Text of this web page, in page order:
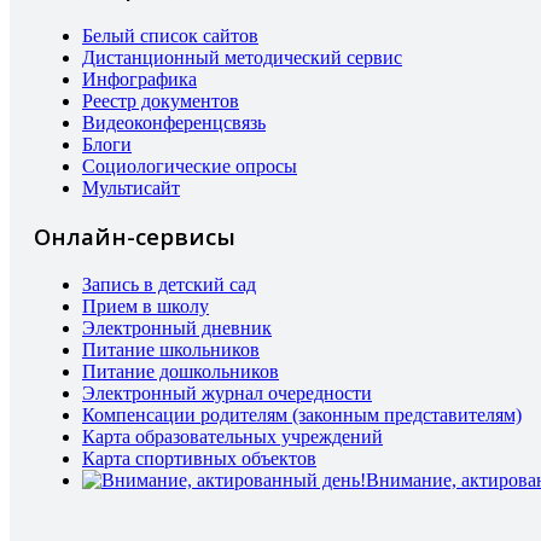
Белый список сайтов
Дистанционный методический сервис
Инфографика
Реестр документов
Видеоконференцсвязь
Блоги
Социологические опросы
Мультисайт
Онлайн-сервисы
Запись в детский сад
Прием в школу
Электронный дневник
Питание школьников
Питание дошкольников
Электронный журнал очередности
Компенсации родителям (законным представителям)
Карта образовательных учреждений
Карта спортивных объектов
Внимание,